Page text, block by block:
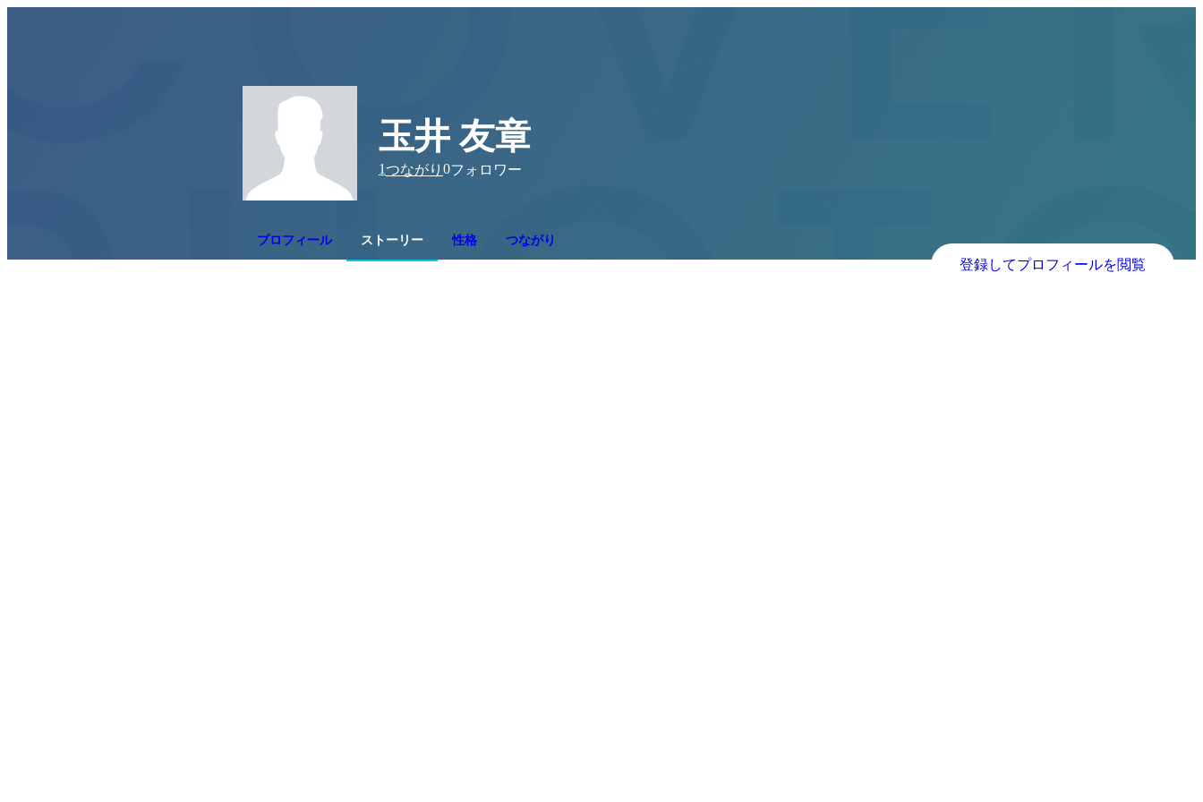
玉井 友章
1つながり 0フォロワー
プロフィール ストーリー 性格 つながり
登録してプロフィールを閲覧